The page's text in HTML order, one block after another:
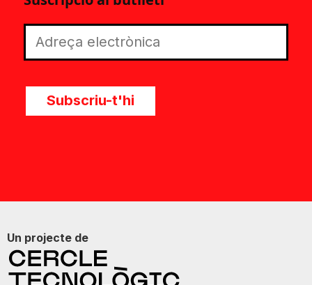
Subscriu-t'hi
Un projecte de